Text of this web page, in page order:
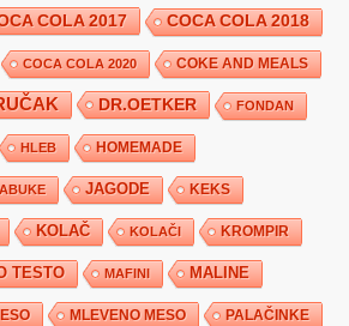
COLA 2017 COCA COLA 2018
COCA COLA 2020 COKE AND MEALS
DR.OETKER FONDAN
HLEB HOMEMADE
JAGODE KEKS
KOLAČ KOLAČI KROMPIR
TESTO MAFINI MALINE
MLEVENO MESO PALAČINKE